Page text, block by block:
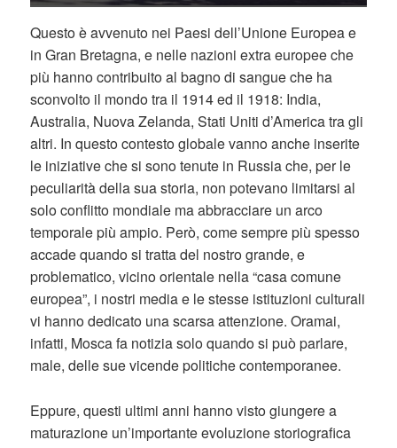
Questo è avvenuto nei Paesi dell’Unione Europea e
in Gran Bretagna, e nelle nazioni extra europee che
più hanno contribuito al bagno di sangue che ha
sconvolto il mondo tra il 1914 ed il 1918: India,
Australia, Nuova Zelanda, Stati Uniti d’America tra gli
altri. In questo contesto globale vanno anche inserite
le iniziative che si sono tenute in Russia che, per le
peculiarità della sua storia, non potevano limitarsi al
solo conflitto mondiale ma abbracciare un arco
temporale più ampio. Però, come sempre più spesso
accade quando si tratta del nostro grande, e
problematico, vicino orientale nella “casa comune
europea”, i nostri media e le stesse istituzioni culturali
vi hanno dedicato una scarsa attenzione. Oramai,
infatti, Mosca fa notizia solo quando si può parlare,
male, delle sue vicende politiche contemporanee.
Eppure, questi ultimi anni hanno visto giungere a
maturazione un’importante evoluzione storiografica